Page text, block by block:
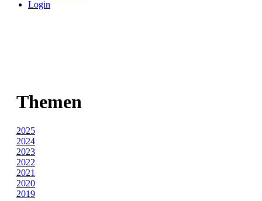
Login
Themen
2025
2024
2023
2022
2021
2020
2019